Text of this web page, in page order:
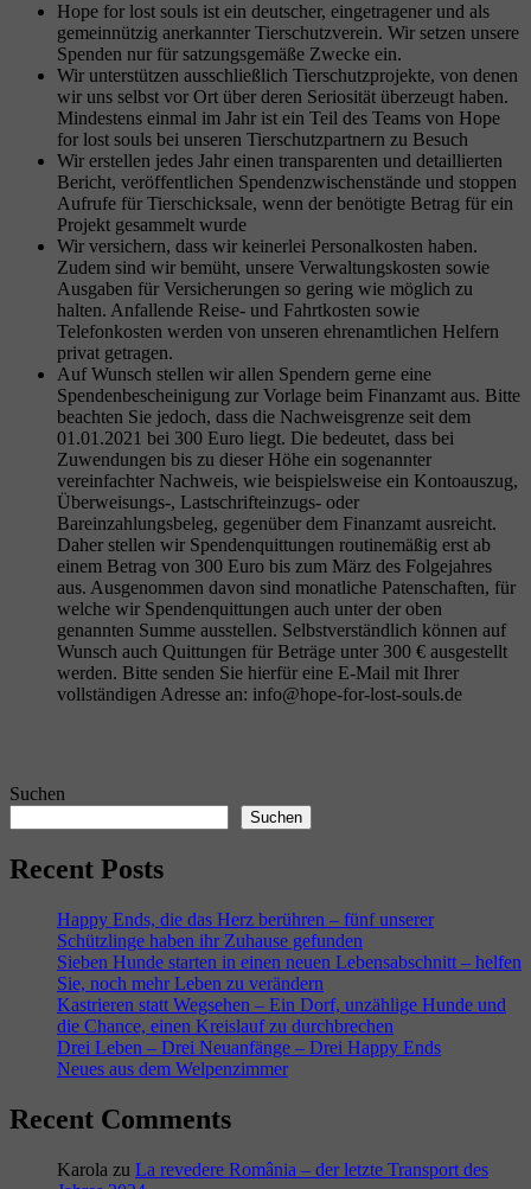
Hope for lost souls ist ein deutscher, eingetragener und als
gemeinnützig anerkannter Tierschutzverein. Wir setzen unsere
Spenden nur für satzungsgemäße Zwecke ein.
Wir unterstützen ausschließlich Tierschutzprojekte, von denen
wir uns selbst vor Ort über deren Seriosität überzeugt haben.
Mindestens einmal im Jahr ist ein Teil des Teams von Hope
for lost souls bei unseren Tierschutzpartnern zu Besuch
Wir erstellen jedes Jahr einen transparenten und detaillierten
Bericht, veröffentlichen Spendenzwischenstände und stoppen
Aufrufe für Tierschicksale, wenn der benötigte Betrag für ein
Projekt gesammelt wurde
Wir versichern, dass wir keinerlei Personalkosten haben.
Zudem sind wir bemüht, unsere Verwaltungskosten sowie
Ausgaben für Versicherungen so gering wie möglich zu
halten. Anfallende Reise- und Fahrtkosten sowie
Telefonkosten werden von unseren ehrenamtlichen Helfern
privat getragen.
Auf Wunsch stellen wir allen Spendern gerne eine
Spendenbescheinigung zur Vorlage beim Finanzamt aus. Bitte
beachten Sie jedoch, dass die Nachweisgrenze seit dem
01.01.2021 bei 300 Euro liegt. Die bedeutet, dass bei
Zuwendungen bis zu dieser Höhe ein sogenannter
vereinfachter Nachweis, wie beispielsweise ein Kontoauszug,
Überweisungs-, Lastschrifteinzugs- oder
Bareinzahlungsbeleg, gegenüber dem Finanzamt ausreicht.
Daher stellen wir Spendenquittungen routinemäßig erst ab
einem Betrag von 300 Euro bis zum März des Folgejahres
aus. Ausgenommen davon sind monatliche Patenschaften, für
welche wir Spendenquittungen auch unter der oben
genannten Summe ausstellen. Selbstverständlich können auf
Wunsch auch Quittungen für Beträge unter 300 € ausgestellt
werden. Bitte senden Sie hierfür eine E-Mail mit Ihrer
vollständigen Adresse an: info@hope-for-lost-souls.de
Suchen
Suchen
Recent Posts
Happy Ends, die das Herz berühren – fünf unserer
Schützlinge haben ihr Zuhause gefunden
Sieben Hunde starten in einen neuen Lebensabschnitt – helfen
Sie, noch mehr Leben zu verändern
Kastrieren statt Wegsehen – Ein Dorf, unzählige Hunde und
die Chance, einen Kreislauf zu durchbrechen
Drei Leben – Drei Neuanfänge – Drei Happy Ends
Neues aus dem Welpenzimmer
Recent Comments
Karola zu La revedere România – der letzte Transport des